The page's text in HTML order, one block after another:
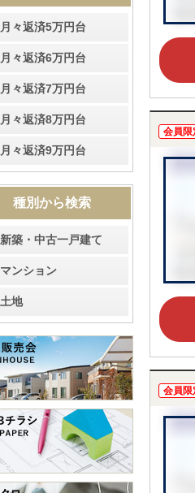
会員限
会員限
月々返済5万円台
月々返済6万円台
月々返済7万円台
月々返済8万円台
月々返済9万円台
種別から検索
新築・中古一戸建て
マンション
土地